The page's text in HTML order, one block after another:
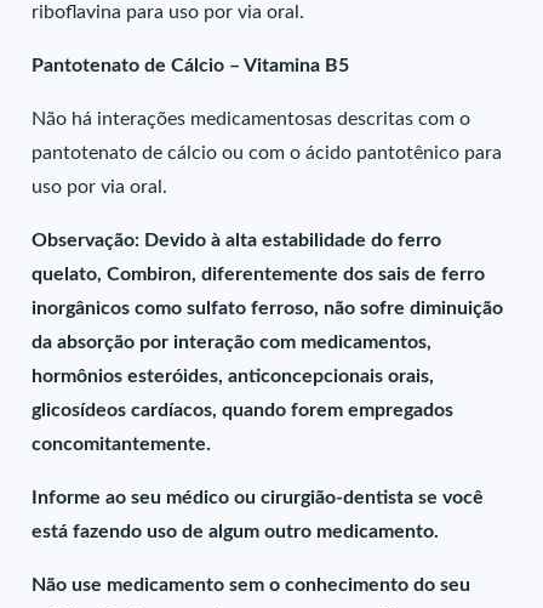
riboflavina para uso por via oral.
Pantotenato de Cálcio – Vitamina B5
Não há interações medicamentosas descritas com o
pantotenato de cálcio ou com o ácido pantotênico para
uso por via oral.
Observação: Devido à alta estabilidade do ferro
quelato, Combiron, diferentemente dos sais de ferro
inorgânicos como sulfato ferroso, não sofre diminuição
da absorção por interação com medicamentos,
hormônios esteróides, anticoncepcionais orais,
glicosídeos cardíacos, quando forem empregados
concomitantemente.
Informe ao seu médico ou cirurgião-dentista se você
está fazendo uso de algum outro medicamento.
Não use medicamento sem o conhecimento do seu